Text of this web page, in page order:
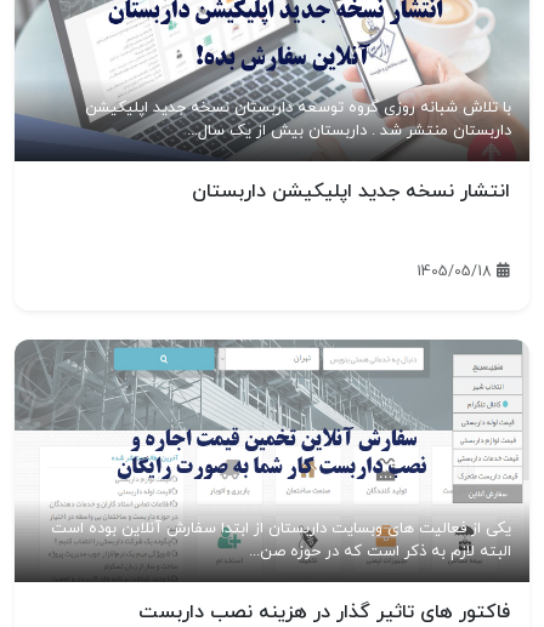
با تلاش شبانه روزی گروه توسعه داربستان نسخه جدید اپلیکیشن
داربستان منتشر شد . داربستان بیش از یک سال...
انتشار نسخه جدید اپلیکیشن داربستان
1405/05/18
یکی از فعالیت های وبسایت داربستان از ابتدا سفارش آنلاین بوده است
البته لازم به ذکر است که در حوزه صن...
فاکتور های تاثیر گذار در هزینه نصب داربست